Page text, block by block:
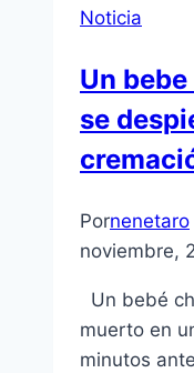
Noticia
Un
se
Pornenetaro
noviembre,
Un bebé
muerto en
minutos